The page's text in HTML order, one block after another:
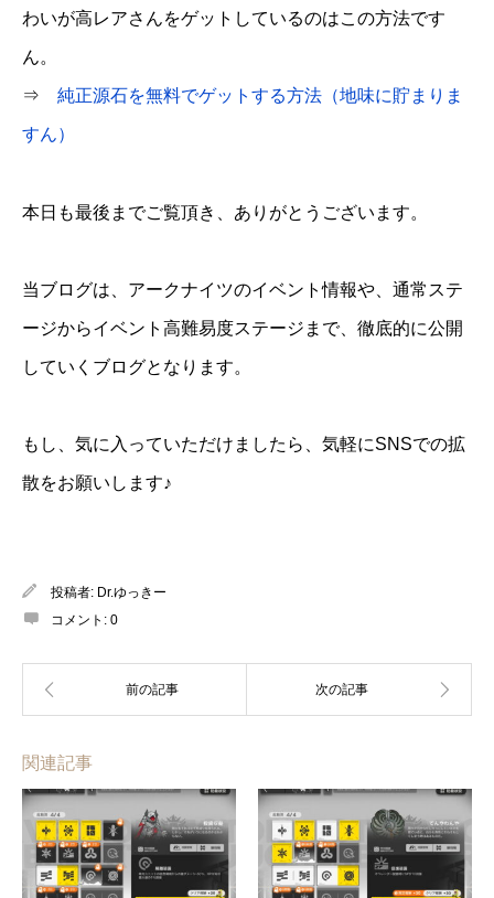
わいが高レアさんをゲットしているのはこの方法です
ん。
⇒ 純正源石を無料でゲットする方法（地味に貯まりま
すん）
本日も最後までご覧頂き、ありがとうございます。
当ブログは、アークナイツのイベント情報や、通常ステ
ージからイベント高難易度ステージまで、徹底的に公開
していくブログとなります。
もし、気に入っていただけましたら、気軽にSNSでの拡
散をお願いします♪
投稿者: Dr.ゆっきー
コメント: 0
関連記事